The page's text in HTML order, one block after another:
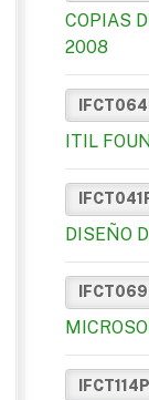
COPIAS
2008
ITIL
DISEÑO